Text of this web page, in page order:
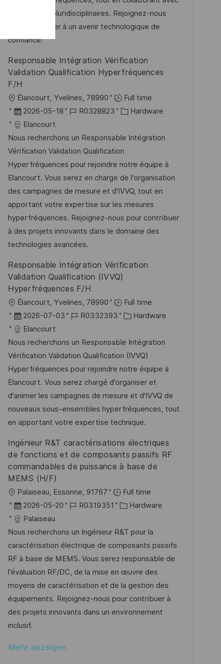
g
e
f
f
n
t
i
c
h
u
n
g
des équipes pluridisciplinaires. Rejoignez-nous
pour contribuer à un avenir technologique de
confiance.
Responsable Intégration Vérification
Validation Qualification Hyperfréquences
F/H
O
r
t
Élancourt, Yvelines, 78990
Full time
D
a
t
u
m
d
e
r
V
e
r
f
n
t
i
2026-05-18
J
b
-
I
D
R0328823
K
t
e
g
o
r
i
e
Hardware
Elancourt
Nous recherchons un Responsable Intégration
Vérification Validation Qualification
Hyperfréquences pour rejoindre notre équipe à
Elancourt. Vous serez en charge de l'organisation
des campagnes de mesure et d'IVVQ, tout en
apportant votre expertise sur les mesures
hyperfréquences. Rejoignez-nous pour contribuer
à des projets innovants dans le domaine des
technologies avancées.
Responsable Intégration Vérification
Validation Qualification (IVVQ)
Hyperfréquences F/H
O
r
t
Élancourt, Yvelines, 78990
Full time
D
a
t
u
m
d
e
r
V
r
f
f
e
n
i
c
g
2026-07-03
J
b
-
I
D
R0332393
K
t
e
g
o
r
i
e
Hardware
Elancourt
Nous recherchons un Responsable Intégration
Vérification Validation Qualification (IVVQ)
Hyperfréquences pour rejoindre notre équipe à
Elancourt. Vous serez chargé d'organiser et
d'animer les campagnes de mesure et d'IVVQ de
nouveaux sous-ensembles hyperfréquences, tout
en apportant votre expertise technique.
Ingénieur R&T caractérisations électriques
de fonctions et de composants passifs RF
commandables de puissance à base de
MEMS (H/F)
O
r
t
Palaiseau, Essonne, 91767
Full time
D
a
t
u
m
d
e
r
V
e
ö
2026-05-20
J
b
-
I
D
R0319351
K
t
e
g
o
r
i
e
Hardware
Palaiseau
Nous recherchons un Ingénieur R&T pour la
caractérisation électrique de composants passifs
RF à base de MEMS. Vous serez responsable de
l'évaluation RF/DC, de la mise en œuvre des
moyens de caractérisation et de la gestion des
équipements. Rejoignez-nous pour contribuer à
des projets innovants dans un environnement
inclusif.
Mehr anzeigen